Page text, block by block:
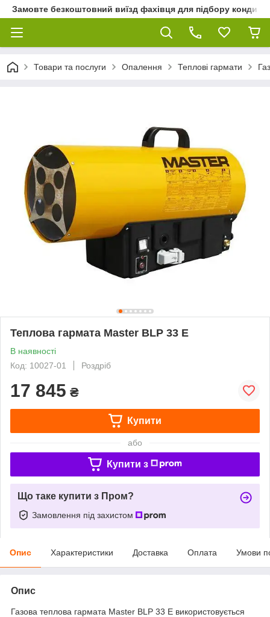
Замовте безкоштовний виїзд фахівця для підбору
Товари та послуги Опалення Теплові гармати
Теплова гармата Master BLP 33 E
В наявності
Код: 10027-01
Роздріб
17 845 ₴
Купити
або
Купити з
Що таке купити з Пром?
Замовлення під захистом
Опис Характеристики Доставка Оплата Умови
Опис
Газова теплова гармата Master BLP 33 E використовується